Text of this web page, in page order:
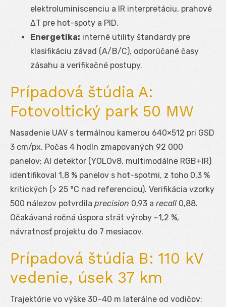
elektroluminiscenciu a IR interpretáciu, prahové
ΔT pre hot-spoty a PID.
Energetika: interné utility štandardy pre
klasifikáciu závad (A/B/C), odporúčané časy
zásahu a verifikačné postupy.
Prípadová štúdia A:
Fotovoltický park 50 MW
Nasadenie UAV s termálnou kamerou 640×512 pri GSD
3 cm/px. Počas 4 hodín zmapovaných 92 000
panelov; AI detektor (YOLOv8, multimodálne RGB+IR)
identifikoval 1,8 % panelov s hot-spotmi, z toho 0,3 %
kritických (> 25 °C nad referenciou). Verifikácia vzorky
500 nálezov potvrdila precision 0,93 a recall 0,88.
Očakávaná ročná úspora strát výroby ~1,2 %,
návratnosť projektu do 7 mesiacov.
Prípadová štúdia B: 110 kV
vedenie, úsek 37 km
Trajektórie vo výške 30–40 m laterálne od vodičov;